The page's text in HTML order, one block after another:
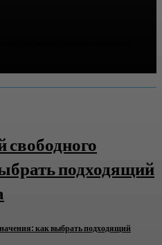
подходящий
как выбрать подходящий